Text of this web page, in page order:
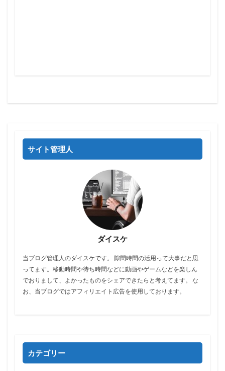
サイト管理人
ダイスケ
当ブログ管理人のダイスケです。 隙間時間の活用って大事だと思
ってます。移動時間や待ち時間などに動画やゲームなどを楽しん
でおりまして、よかったものをシェアできたらと考えてます。 な
お、当ブログではアフィリエイト広告を使用しております。
カテゴリー